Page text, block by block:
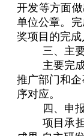
开发等方面
单位公章。
奖项目的完
三、主
主要完
推广部门和
序对应。
四、申
项目承